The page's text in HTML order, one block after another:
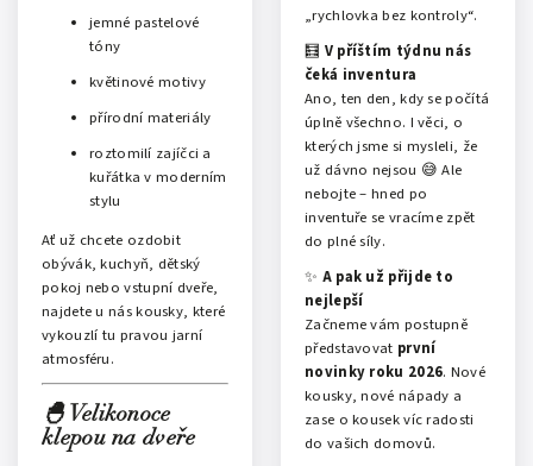
jemné pastelové
tóny
květinové motivy
přírodní materiály
roztomilí zajíčci a
kuřátka v moderním
stylu
Ať už chcete ozdobit
obývák, kuchyň, dětský
pokoj nebo vstupní dveře,
najdete u nás kousky, které
vykouzlí tu pravou jarní
atmosféru.
🐣 Velikonoce
klepou na dveře
„rychlovka bez kontroly“.
🧮 V příštím týdnu nás
čeká inventura
Ano, ten den, kdy se počítá
úplně všechno. I věci, o
kterých jsme si mysleli, že
už dávno nejsou 😅 Ale
nebojte – hned po
inventuře se vracíme zpět
do plné síly.
✨ A pak už přijde to
nejlepší
Začneme vám postupně
představovat první
novinky roku 2026. Nové
kousky, nové nápady a
zase o kousek víc radosti
do vašich domovů.